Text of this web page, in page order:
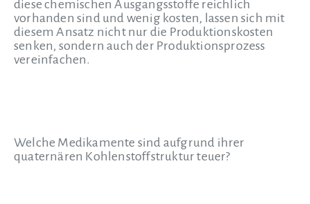
diese chemischen Ausgangsstoffe reichlich
vorhanden sind und wenig kosten, lassen sich mit
diesem Ansatz nicht nur die Produktionskosten
senken, sondern auch der Produktionsprozess
vereinfachen.
Welche Medikamente sind aufgrund ihrer
quaternären Kohlenstoffstruktur teuer?